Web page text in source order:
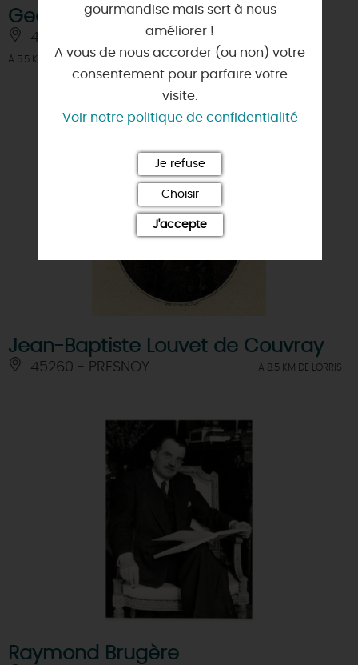
Georges Séguy
45260 - VIEILLES-MAISONS-SUR-JOUDRY
À 5.5 KM DE LORRIS
Jean-Baptiste Louvet de Couvray
45260 - PRESNOY À 8.5 KM DE LORRIS
Raymond Brugère
gourmandise mais sert à nous
améliorer !
A vous de nous accorder (ou non) votre
consentement pour parfaire votre
visite.
Voir notre politique de confidentialité
Je refuse
Choisir
J'accepte